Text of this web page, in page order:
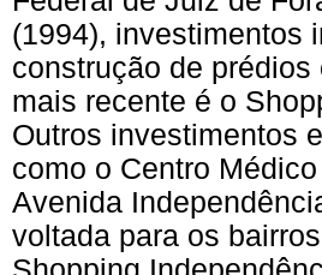
(1994), investimentos
construção de
mais recente é o
Outros investimentos
como o Centro
Avenida
voltada para os